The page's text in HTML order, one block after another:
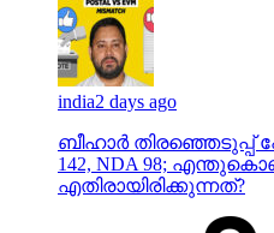
india2 days ago
ബീഹാർ തിരഞ്ഞെടുപ്പ്
142, NDA 98;
എതിരായിരിക്കുന്നത്?